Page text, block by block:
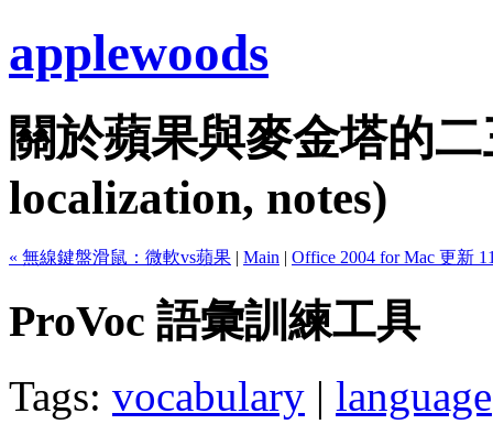
applewoods
關於蘋果與麥金塔的
localization, notes)
« 無線鍵盤滑鼠：微軟vs蘋果 | Main | Office 2004 for Mac 更新
ProVoc 語彙訓練工具
Tags: vocabulary | language